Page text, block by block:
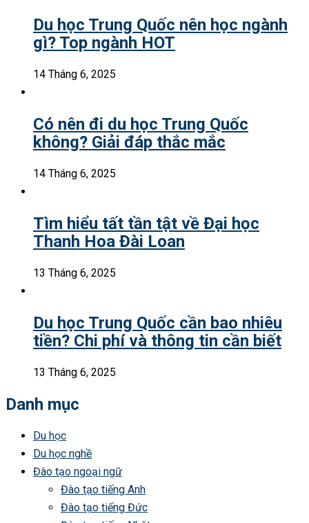
Du học Trung Quốc nên học ngành
gì? Top ngành HOT
14 Tháng 6, 2025
Có nên đi du học Trung Quốc
không? Giải đáp thắc mắc
14 Tháng 6, 2025
Tìm hiểu tất tần tật về Đại học
Thanh Hoa Đài Loan
13 Tháng 6, 2025
Du học Trung Quốc cần bao nhiêu
tiền? Chi phí và thông tin cần biết
13 Tháng 6, 2025
Danh mục
Du học
Du học nghề
Đào tạo ngoại ngữ
Đào tạo tiếng Anh
Đào tạo tiếng Đức